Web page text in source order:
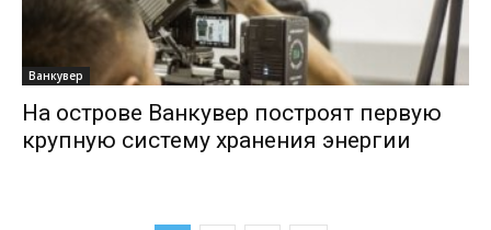
Ванкувер
На острове Ванкувер построят первую
крупную систему хранения энергии